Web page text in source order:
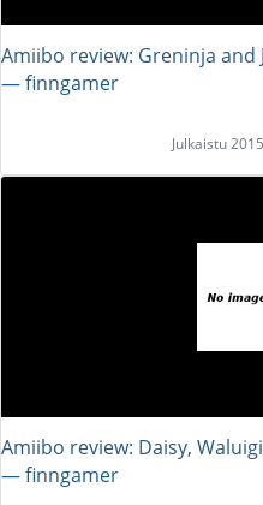
Amiibo review: Greninja and
― finngamer
Julkaistu
Amiibo review: Daisy,
― finngamer